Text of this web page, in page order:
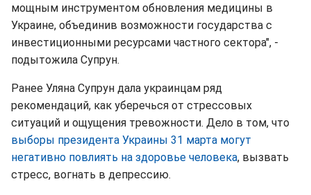
мощным инструментом обновления медицины в
Украине, объединив возможности государства с
инвестиционными ресурсами частного сектора", -
подытожила Супрун.
Ранее Уляна Супрун дала украинцам ряд
рекомендаций, как уберечься от стрессовых
ситуаций и ощущения тревожности. Дело в том, что
выборы президента Украины 31 марта могут
негативно повлиять на здоровье человека, вызвать
стресс, вогнать в депрессию.